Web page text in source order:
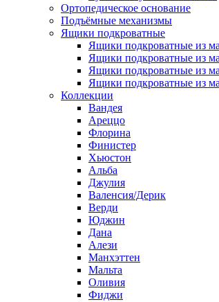
Ортопедическое основание
Подъёмные механизмы
Ящики подкроватные
Ящики подкроватные из
Ящики подкроватные из
Ящики подкроватные из
Ящики подкроватные из
Коллекции
Вандея
Ареццо
Флорина
Финистер
Хьюстон
Альба
Джулия
Валенсия/Дерик
Верди
Юджин
Дана
Алези
Манхэттен
Мальта
Оливия
Фиджи